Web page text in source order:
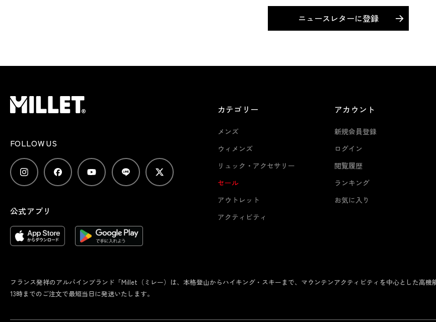
ニュースレターに登録
FOLLOW US
公式アプリ
カテゴリー
メンズ
ウィメンズ
リュック・アクセサリー
セール
アウトレット
アクティビティ
アカウント
新規会員登録
ログイン
閲覧履歴
ランキング
お気に入り
フランス発祥のアルパインブランド「Millet（ミレー）は、本格登山からハイキング・スキーまで、マウンテンアクティビティを中心とした高機
13時までのご注文で最短当日に発送いたします。